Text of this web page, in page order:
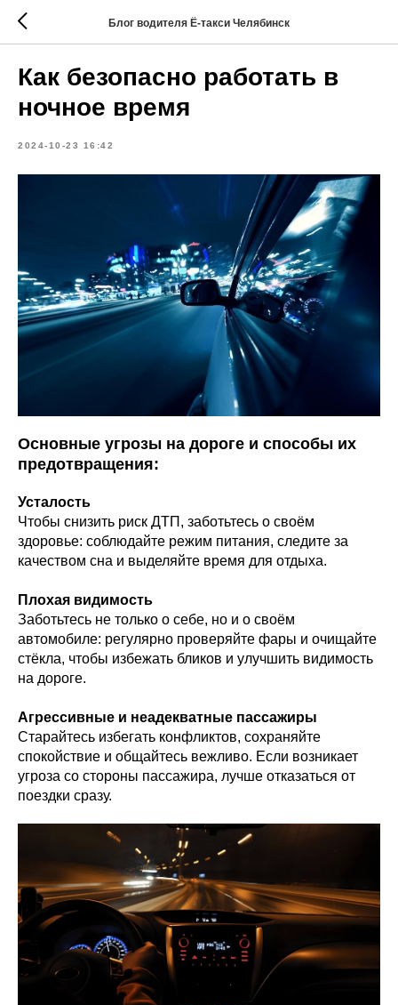
Блог водителя Ё-такси Челябинск
Как безопасно работать в
ночное время
2024-10-23 16:42
Основные угрозы на дороге и способы их
предотвращения:
Усталость
Чтобы снизить риск ДТП, заботьтесь о своём
здоровье: соблюдайте режим питания, следите за
качеством сна и выделяйте время для отдыха.
Плохая видимость
Заботьтесь не только о себе, но и о своём
автомобиле: регулярно проверяйте фары и очищайте
стёкла, чтобы избежать бликов и улучшить видимость
на дороге.
Агрессивные и неадекватные пассажиры
Старайтесь избегать конфликтов, сохраняйте
спокойствие и общайтесь вежливо. Если возникает
угроза со стороны пассажира, лучше отказаться от
поездки сразу.